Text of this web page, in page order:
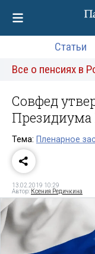
Статьи
Все о пенсиях в
Совфед
Президиума
Тема: Пленарное
13.02.2019 10:29
Автор: Ксения Редичкина